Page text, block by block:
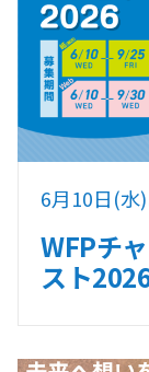
6月10日(水
WFPチ
スト